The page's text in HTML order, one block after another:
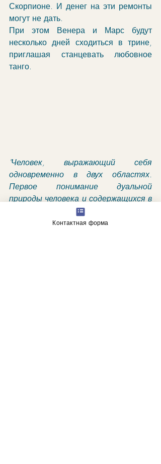
Скорпионе. И денег на эти ремонты
могут не дать.
При этом Венера и Марс будут
несколько дней сходиться в трине,
приглашая станцевать любовное
танго.
"Человек, выражающий себя
одновременно в двух областях.
Первое понимание дуальной
природы человека и содержащихся в
этом возможностей".
Контактная форма